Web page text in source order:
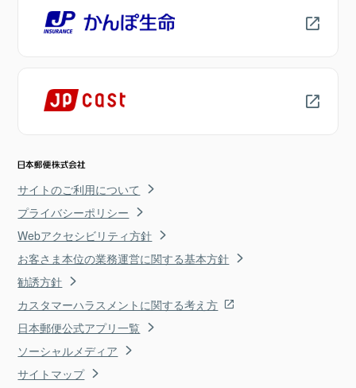
サイトのご利用について
プライバシーポリシー
Webアクセシビリティ方針
お客さま本位の業務運営に関する基本方針
勧誘方針
カスタマーハラスメントに関する考え方
日本郵便公式アプリ一覧
ソーシャルメディア
サイトマップ